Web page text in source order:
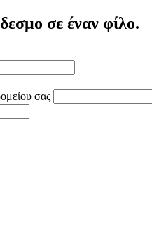
σε έναν φίλο.
σας